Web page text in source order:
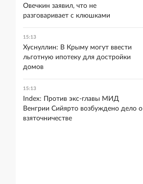
Овечкин заявил, что не
разговаривает с клюшками
15:13
Хуснуллин: В Крыму могут ввести
льготную ипотеку для достройки
домов
15:13
Index: Против экс-главы МИД
Венгрии Сийярто возбуждено дело о
взяточничестве